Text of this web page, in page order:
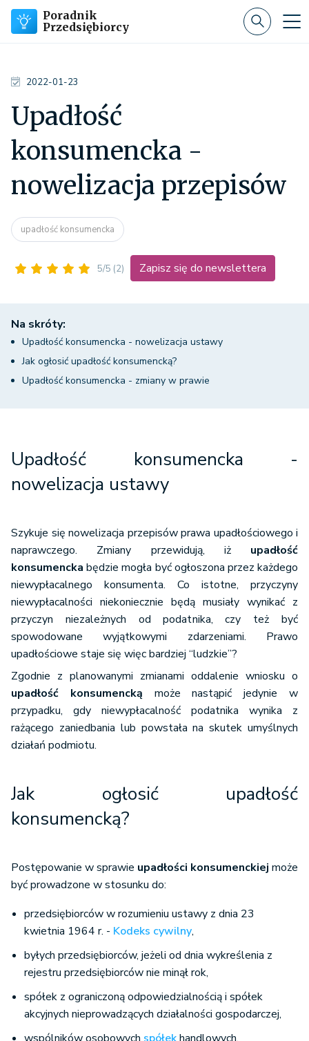
Poradnik
Przedsiębiorcy
2022-01-23
Upadłość
konsumencka -
nowelizacja przepisów
upadłość konsumencka
5/5 (2) Zapisz się do newslettera
Na skróty:
Upadłość konsumencka - nowelizacja ustawy
Jak ogłosić upadłość konsumencką?
Upadłość konsumencka - zmiany w prawie
Upadłość konsumencka -
nowelizacja ustawy
Szykuje się nowelizacja przepisów prawa upadłościowego i
naprawczego. Zmiany przewidują, iż upadłość
konsumencka będzie mogła być ogłoszona przez każdego
niewypłacalnego konsumenta. Co istotne, przyczyny
niewypłacalności niekoniecznie będą musiały wynikać z
przyczyn niezależnych od podatnika, czy też być
spowodowane wyjątkowymi zdarzeniami. Prawo
upadłościowe staje się więc bardziej “ludzkie”?
Zgodnie z planowanymi zmianami oddalenie wniosku o
upadłość konsumencką może nastąpić jedynie w
przypadku, gdy niewypłacalność podatnika wynika z
rażącego zaniedbania lub powstała na skutek umyślnych
działań podmiotu.
Jak ogłosić upadłość
konsumencką?
Postępowanie w sprawie upadłości konsumenckiej może
być prowadzone w stosunku do:
przedsiębiorców w rozumieniu ustawy z dnia 23
kwietnia 1964 r. - Kodeks cywilny,
byłych przedsiębiorców, jeżeli od dnia wykreślenia z
rejestru przedsiębiorców nie minął rok,
spółek z ograniczoną odpowiedzialnością i spółek
akcyjnych nieprowadzących działalności gospodarczej,